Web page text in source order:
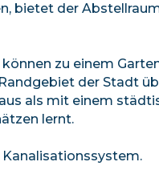
bietet der
zu einem
der Stadt
als mit einem
lernt.